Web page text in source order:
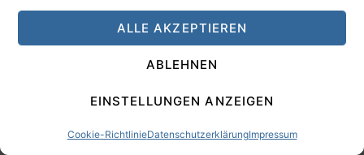
ALLE AKZEPTIEREN
ABLEHNEN
EINSTELLUNGEN ANZEIGEN
Cookie-RichtlinieDatenschutzerklärungImpressum
Thema heizen?
>99%. Einen 30 Jahre alten muss man austauschen. Die
Kaum unterschiedlicher CO2-Ausstoß und Gasverbrauch.
Eine Familie benötigt grob 2.000 L Heizölpro Jahr